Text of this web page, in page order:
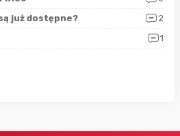
są już dostępne?
2
1